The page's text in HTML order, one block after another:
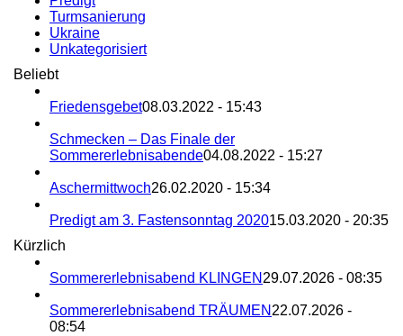
Turmsanierung
Ukraine
Unkategorisiert
Beliebt
Friedensgebet08.03.2022 - 15:43
Schmecken – Das Finale der
Sommererlebnisabende04.08.2022 - 15:27
Aschermittwoch26.02.2020 - 15:34
Predigt am 3. Fastensonntag 202015.03.2020 - 20:35
Kürzlich
Sommererlebnisabend KLINGEN 29.07.2026 - 08:35
Sommererlebnisabend TRÄUMEN 22.07.2026 -
08:54